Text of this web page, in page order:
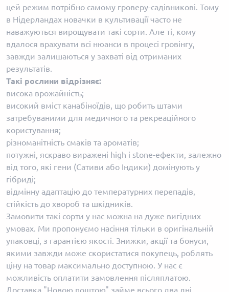
цей режим потрібно самому гроверу-садівникові. Тому
в Нідерландах новачки в культивації часто не
наважуються вирощувати такі сорти. Але ті, кому
вдалося врахувати всі нюанси в процесі гровінгу,
завжди залишаються у захваті від отриманих
результатів.
Такі рослини відрізняє:
висока врожайність;
високий вміст канабіноїдів, що робить штами
затребуваними для медичного та рекреаційного
користування;
різноманітність смаків та ароматів;
потужні, яскраво виражені high і stone-ефекти, залежно
від того, які гени (Сативи або Індики) домінують у
гібриді;
відмінну адаптацію до температурних перепадів,
стійкість до хвороб та шкідників.
Замовити такі сорти у нас можна на дуже вигідних
умовах. Ми пропонуємо насіння тільки в оригінальній
упаковці, з гарантією якості. Знижки, акції та бонуси,
якими завжди може скористатися покупець, роблять
ціну на товар максимально доступною. У нас є
можливість оплатити замовлення післяплатою.
Доставка "Новою поштою" займе всього два дні.